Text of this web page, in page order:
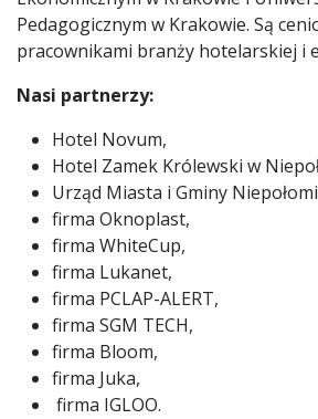
Pedagogicznym w Krakowie. Są
pracownikami branży hotelarskiej i
Nasi partnerzy:
Hotel Novum,
Hotel Zamek Królewski w
Urząd Miasta i Gminy
firma Oknoplast,
firma WhiteCup,
firma Lukanet,
firma PCLAP-ALERT,
firma SGM TECH,
firma Bloom,
firma Juka,
firma IGLOO.